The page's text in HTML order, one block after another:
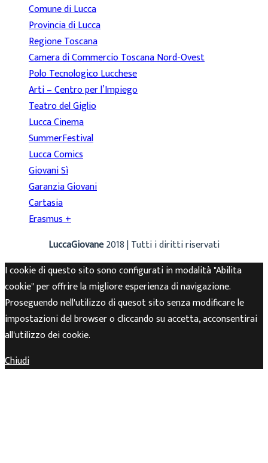
Comune di Lucca
Provincia di Lucca
Regione Toscana
Camera di Commercio Toscana Nord-Ovest
Polo Tecnologico Lucchese
Arti – Centro per l’Impiego
Teatro del Giglio
Lucca Cinema
SummerFestival
Lucca Comics
Giovani Sì
Garanzia Giovani
Cartasia
Erasmus +
LuccaGiovane2018 | Tutti i diritti riservati
I cookie di questo sito sono configurati in modalità "Abilita
cookie" per offrire la migliore esperienza di navigazione.
Proseguendo nell'utilizzo di quesot sito senza modificare le
impostazioni del browser o cliccando su accetta, acconsentirai
all'utilizzo dei cookie.
Chiudi